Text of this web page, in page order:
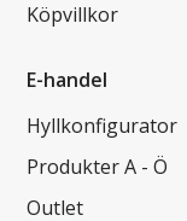
Köpvillkor
E-handel
Hyllkonfigurator
Produkter A - Ö
Outlet